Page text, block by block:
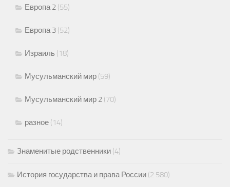
Европа 2 (55)
Европа 3 (52)
Израиль (18)
Мусульманский мир (59)
Мусульманский мир 2 (70)
разное (14)
Знаменитые родственники (4)
История государства и права России (2 580)